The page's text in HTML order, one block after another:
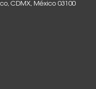
CDMX, México 03100